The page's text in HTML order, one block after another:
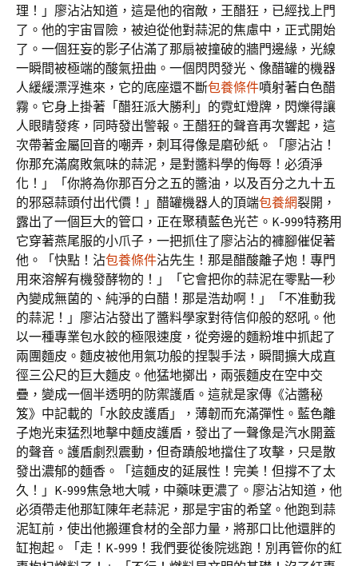
理！」廖沾沾知道，這是他的宿敵，王醋狂，已經找上門
了。他的宇宙冒險，被迫從他對蒜泥的焦慮中，正式開始
了。一個狂妄的影子佔滿了那扇被撞破的牆門邊緣，光線
一瞬間被極端的酸氣扭曲。一個閃閃發光、像醋罐的機器
人緩緩漂浮進來，它的底座還不斷包養條件噴射著白色醋
霧。它身上掛著「醋狂派大勝利」的霓虹燈牌，閃爍得讓
人眼睛發疼，同時發出警報。王醋狂的聲音再次響起，這
次帶著金屬回音的嘲弄，刺耳得像是磨砂紙。「廖沾沾！
你那充滿腐敗氣味的蒜泥，是對醬料學的侮辱！必須淨
化！」「你將為你那百分之五的醬油，以及百分之九十五
的邪惡蒜頭付出代價！」醋罐機器人的頂端包養網裂開，
露出了一個巨大的管口，正在聚積藍色光芒。K-999特務用
它穿著燕尾服的小爪子，一把抓住了廖沾沾的褲腳催促著
他。「快點！沾包養條件沾先生！那是醋酸離子炮！專門
用來溶解有機發酵物的！」「它會把你的蒜泥在零點一秒
內變成無菌的、純淨的白醋！那是浩劫啊！」「不准動我
的蒜泥！」廖沾沾發出了醬料學家對待信仰般的怒吼。他
以一種專業包水餃的極限速度，從旁邊的麵粉堆中抓起了
兩團麵皮。麵皮被他用氣功般的捏製手法，瞬間擴大成直
徑三公尺的巨大麵皮。他猛地擲出，兩張麵皮在空中交
疊，變成一個半透明的防禦護盾。這就是家傳《沾醬秘
笈》中記載的「水餃皮護盾」，薄韌而充滿彈性。藍色離
子炮光束猛烈地擊中麵皮護盾，發出了一聲像是汽水開蓋
的聲音。護盾劇烈震動，但奇蹟般地擋住了攻擊，只是散
發出濃郁的麵香。「這麵皮的延展性！完美！但撐不了太
久！」K-999焦急地大喊，中藥味更濃了。廖沾沾知道，他
必須帶走他那缸陳年老蒜泥，那是宇宙的希望。他跑到蒜
泥缸前，使出他搬運食材的全部力量，將那口比他還胖的
缸抱起。「走！K-999！我們要從後院逃跑！別再管你的紅